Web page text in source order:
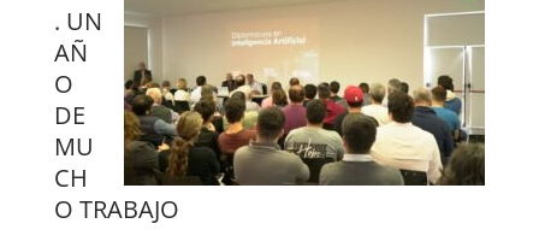
. UN
AÑ
O
DE
MU
CH
O TRABAJO